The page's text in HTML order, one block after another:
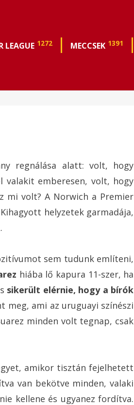
LEAGUE 1272 MECCSEK 1391
regnálása alatt: volt, hogy
valakit emberesen, volt, hogy
mi volt? A Norwich a Premier
helyzetek garmadája,
sem tudunk említeni,
hiába lő kapura 11-szer, ha
sikerült elérnie, hogy a bírók
meg, ami az uruguayi színészi
minden volt tegnap, csak
amikor tisztán fejelhetett
van bekötve minden, valaki
kellene és ugyanez fordítva.